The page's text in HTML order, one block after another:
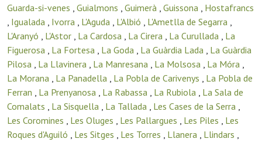
Guarda-si-venes , Guialmons , Guimerà , Guissona , Hostafrancs
, Igualada , Ivorra , L'Aguda , L'Albió , L'Ametlla de Segarra ,
L'Aranyó , L'Astor , La Cardosa , La Cirera , La Curullada , La
Figuerosa , La Fortesa , La Goda , La Guàrdia Lada , La Guàrdia
Pilosa , La Llavinera , La Manresana , La Molsosa , La Móra ,
La Morana , La Panadella , La Pobla de Carivenys , La Pobla de
Ferran , La Prenyanosa , La Rabassa , La Rubiola , La Sala de
Comalats , La Sisquella , La Tallada , Les Cases de la Serra ,
Les Coromines , Les Oluges , Les Pallargues , Les Piles , Les
Roques d'Aguiló , Les Sitges , Les Torres , Llanera , Llindars ,